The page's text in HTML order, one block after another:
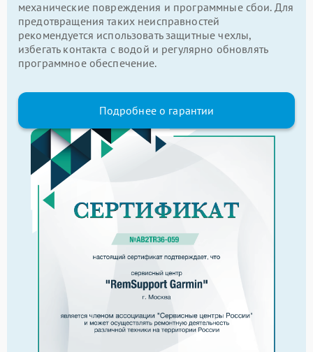
механические повреждения и программные сбои. Для
предотвращения таких неисправностей
рекомендуется использовать защитные чехлы,
избегать контакта с водой и регулярно обновлять
программное обеспечение.
Подробнее о гарантии